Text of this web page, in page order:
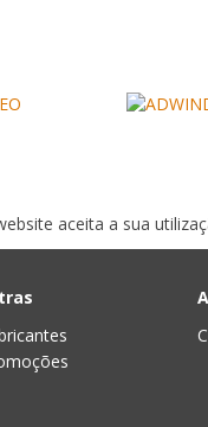
aceita a sua